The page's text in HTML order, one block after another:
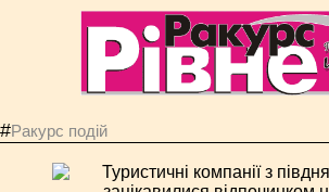
#Ракурс подій